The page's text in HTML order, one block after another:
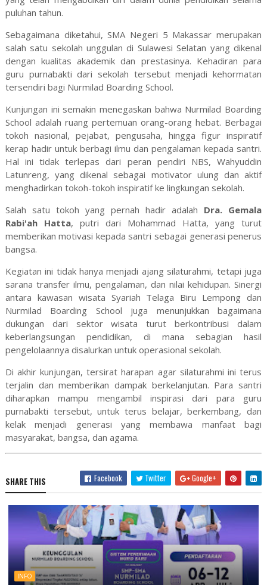
puluhan tahun.
Sebagaimana diketahui, SMA Negeri 5 Makassar merupakan
salah satu sekolah unggulan di Sulawesi Selatan yang dikenal
dengan kualitas akademik dan prestasinya. Kehadiran para
guru purnabakti dari sekolah tersebut menjadi kehormatan
tersendiri bagi Nurmilad Boarding School.
Kunjungan ini semakin menegaskan bahwa Nurmilad Boarding
School adalah ruang pertemuan orang-orang hebat. Berbagai
tokoh nasional, pejabat, pengusaha, hingga figur inspiratif
kerap hadir untuk berbagi ilmu dan pengalaman kepada santri.
Hal ini tidak terlepas dari peran pendiri NBS, Wahyuddin
Latunreng, yang dikenal sebagai motivator ulung dan aktif
menghadirkan tokoh-tokoh inspiratif ke lingkungan sekolah.
Salah satu tokoh yang pernah hadir adalah Dra. Gemala
Rabi'ah Hatta, putri dari Mohammad Hatta, yang turut
memberikan motivasi kepada santri sebagai generasi penerus
bangsa.
Kegiatan ini tidak hanya menjadi ajang silaturahmi, tetapi juga
sarana transfer ilmu, pengalaman, dan nilai kehidupan. Sinergi
antara kawasan wisata Syariah Telaga Biru Lempong dan
Nurmilad Boarding School juga menunjukkan bagaimana
dukungan dari sektor wisata turut berkontribusi dalam
keberlangsungan pendidikan, di mana sebagian hasil
pengelolaannya disalurkan untuk operasional sekolah.
Di akhir kunjungan, tersirat harapan agar silaturahmi ini terus
terjalin dan memberikan dampak berkelanjutan. Para santri
diharapkan mampu mengambil inspirasi dari para guru
purnabakti tersebut, untuk terus belajar, berkembang, dan
kelak menjadi generasi yang membawa manfaat bagi
masyarakat, bangsa, dan agama.
SHARE THIS Facebook Twitter Google+
INFO